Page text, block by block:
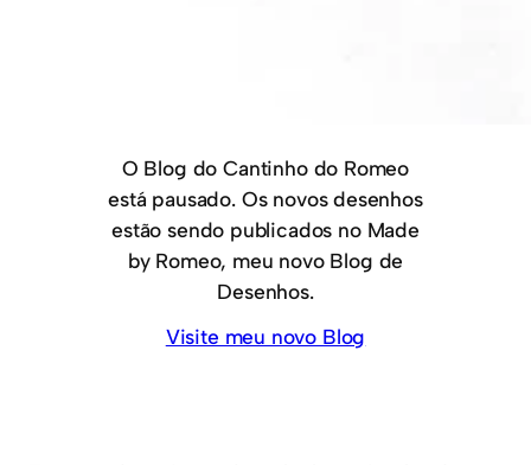
O Blog do Cantinho do Romeo
está pausado. Os novos desenhos
estão sendo publicados no Made
by Romeo, meu novo Blog de
Desenhos.
Visite meu novo Blog